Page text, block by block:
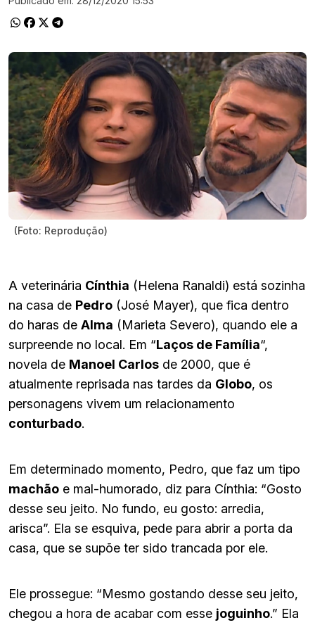
(Foto: Reprodução)
A veterinária Cínthia (Helena Ranaldi) está sozinha
na casa de Pedro (José Mayer), que fica dentro
do haras de Alma (Marieta Severo), quando ele a
surpreende no local. Em “Laços de Família“,
novela de Manoel Carlos de 2000, que é
atualmente reprisada nas tardes da Globo, os
personagens vivem um relacionamento
conturbado.
Em determinado momento, Pedro, que faz um tipo
machão e mal-humorado, diz para Cínthia: “Gosto
desse seu jeito. No fundo, eu gosto: arredia,
arisca”. Ela se esquiva, pede para abrir a porta da
casa, que se supõe ter sido trancada por ele.
Ele prossegue: “Mesmo gostando desse seu jeito,
chegou a hora de acabar com esse joguinho.” Ela